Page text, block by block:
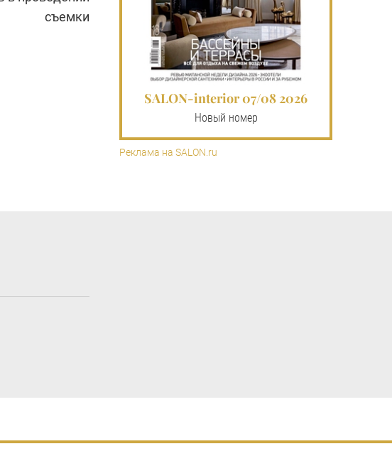
съемки
SALON-interior 07/08 2026
Новый номер
Реклама на SALON.ru